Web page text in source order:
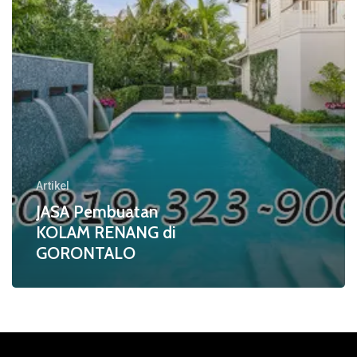
Artikel
JASA Pembuatan
KOLAM RENANG di
GORONTALO